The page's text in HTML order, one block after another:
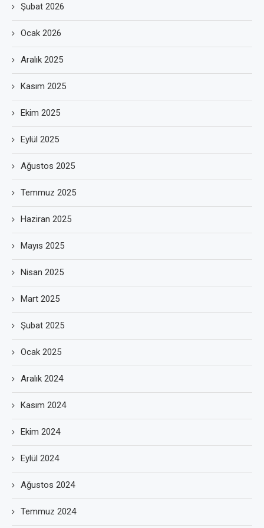
Şubat 2026
Ocak 2026
Aralık 2025
Kasım 2025
Ekim 2025
Eylül 2025
Ağustos 2025
Temmuz 2025
Haziran 2025
Mayıs 2025
Nisan 2025
Mart 2025
Şubat 2025
Ocak 2025
Aralık 2024
Kasım 2024
Ekim 2024
Eylül 2024
Ağustos 2024
Temmuz 2024